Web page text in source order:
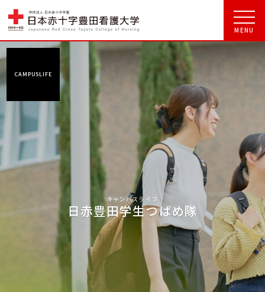
CAMPUSLIFE
キャンパスライフ
日赤豊田学生つばめ隊